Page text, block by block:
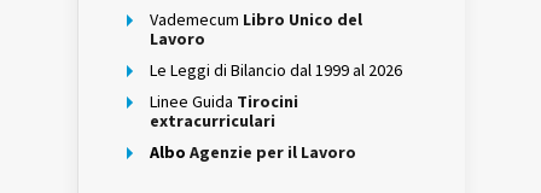
Vademecum Libro Unico del
Lavoro
Le Leggi di Bilancio dal 1999 al 2026
Linee Guida Tirocini
extracurriculari
Albo Agenzie per il Lavoro